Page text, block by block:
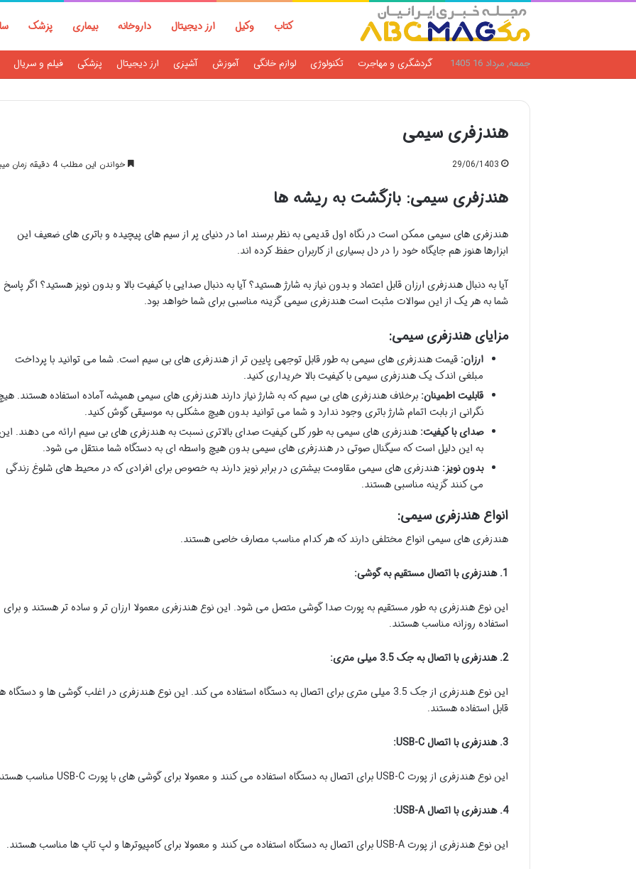
کتاب وکیل ارز دیجیتال داروخانه بیماری پزشک
جمعه, مرداد 16 1405 گردشگری و مهاجرت تکنولوژی لوازم خانگی آموزش آشپزی ارز دیجیتال پزشکی فیلم و سریال
هندزفری سیمی
29/06/1403 خواندن این مطلب 4 دقیقه زمان میبرد
هندزفری سیمی: بازگشت به ریشه ها
هندزفری های سیمی ممکن است در نگاه اول قدیمی به نظر برسند اما در دنیای پر از سیم های پیچیده و باتری های ضعیف این
ابزارها هنوز هم جایگاه خود را در دل بسیاری از کاربران حفظ کرده اند.
آیا به دنبال هندزفری ارزان قابل اعتماد و بدون نیاز به شارژ هستید؟ آیا به دنبال صدایی با کیفیت بالا و بدون نویز هستید؟ اگر پاسخ
شما به هر یک از این سوالات مثبت است هندزفری سیمی گزینه مناسبی برای شما خواهد بود.
مزایای هندزفری سیمی:
ارزان: قیمت هندزفری های سیمی به طور قابل توجهی پایین تر از هندزفری های بی سیم است. شما می توانید با پرداخت
مبلغی اندک یک هندزفری سیمی با کیفیت بالا خریداری کنید.
قابلیت اطمینان: برخلاف هندزفری های بی سیم که به شارژ نیاز دارند هندزفری های سیمی همیشه آماده استفاده هستند.
نگرانی از بابت اتمام شارژ باتری وجود ندارد و شما می توانید بدون هیچ مشکلی به موسیقی گوش کنید.
صدای با کیفیت: هندزفری های سیمی به طور کلی کیفیت صدای بالاتری نسبت به هندزفری های بی سیم ارائه می دهند.
به این دلیل است که سیگنال صوتی در هندزفری های سیمی بدون هیچ واسطه ای به دستگاه شما منتقل می شود.
بدون نویز: هندزفری های سیمی مقاومت بیشتری در برابر نویز دارند به خصوص برای افرادی که در محیط های شلوغ زندگی
می کنند گزینه مناسبی هستند.
انواع هندزفری سیمی:
هندزفری های سیمی انواع مختلفی دارند که هر کدام مناسب مصارف خاصی هستند.
1. هندزفری با اتصال مستقیم به گوشی:
این نوع هندزفری به طور مستقیم به پورت صدا گوشی متصل می شود. این نوع هندزفری معمولا ارزان تر و ساده تر هستند و برای
استفاده روزانه مناسب هستند.
2. هندزفری با اتصال به جک 3.5 میلی متری:
این نوع هندزفری از جک 3.5 میلی متری برای اتصال به دستگاه استفاده می کند. این نوع هندزفری در اغلب گوشی ها و دستگاه
قابل استفاده هستند.
3. هندزفری با اتصال USB-C:
این نوع هندزفری از پورت USB-C برای اتصال به دستگاه استفاده می کنند و معمولا برای گوشی های با پورت USB-C مناسب هستند.
4. هندزفری با اتصال USB-A:
این نوع هندزفری از پورت USB-A برای اتصال به دستگاه استفاده می کنند و معمولا برای کامپیوترها و لپ تاپ ها مناسب هستند.